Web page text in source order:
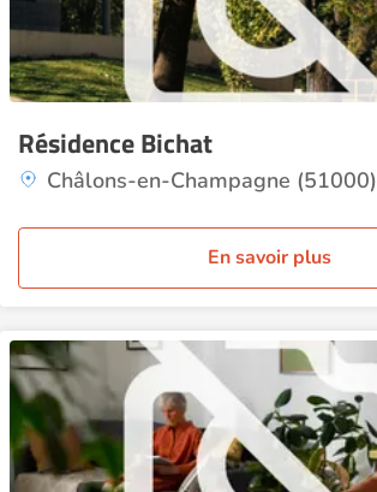
Résidence Bichat
Châlons-en-Champagne (51000)
En savoir plus